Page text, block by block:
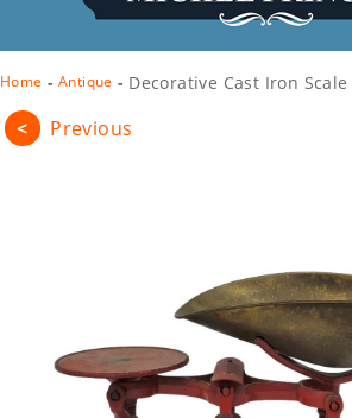
Home - Antique - Decorative Cast Iron Scale
< Previous